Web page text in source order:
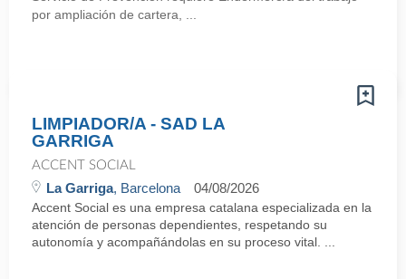
por ampliación de cartera, ...
LIMPIADOR/A - SAD LA
GARRIGA
ACCENT SOCIAL
La Garriga, Barcelona 04/08/2026
Accent Social es una empresa catalana especializada en la
atención de personas dependientes, respetando su
autonomía y acompañándolas en su proceso vital. ...